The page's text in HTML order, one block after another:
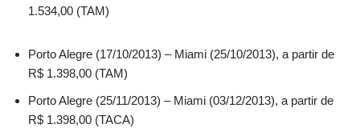
1.534,00 (TAM)
Porto Alegre (17/10/2013) – Miami (25/10/2013), a partir de
R$ 1.398,00 (TAM)
Porto Alegre (25/11/2013) – Miami (03/12/2013), a partir de
R$ 1.398,00 (TACA)